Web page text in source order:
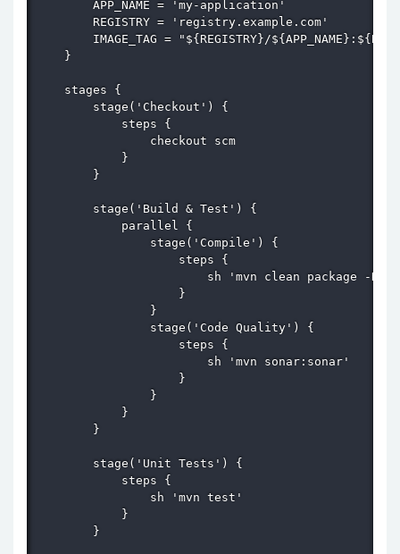
        APP_NAME = 'my-application'
        REGISTRY = 'registry.example.com'
IMAGE_TAG = "${REGISTRY}/
    }
    stages {
        stage('Checkout') {
            steps {
                checkout scm
            }
        }
        stage('Build & Test') {
            parallel {
                stage('Compile') {
                    steps {
sh 'mvn clean package -
                    }
                }
                stage('Code Quality') {
                    steps {
                        sh 'mvn sonar:sonar'
                    }
                }
            }
        }
        stage('Unit Tests') {
            steps {
                sh 'mvn test'
            }
        }